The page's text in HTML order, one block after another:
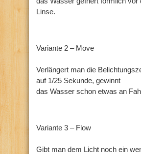
Linse.
Variante 2 – Move
Verlängert man die
auf 1/25 Sekunde, gewinnt
das Wasser schon etwas an
Variante 3 – Flow
Gibt man dem Licht noch ein